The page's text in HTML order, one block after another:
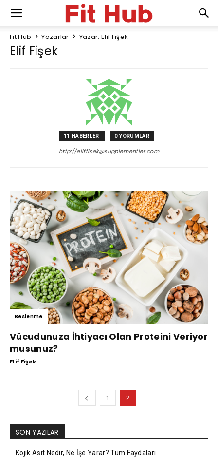
Fit Hub Yazarlar Yazar: Elif Fişek
Elif Fişek
11 HABERLER 0 YORUMLAR
http://eliffisek@supplementler.com
Beslenme
Vücudunuza İhtiyacı Olan Proteini Veriyor
musunuz?
Elif Fişek
1 2
SON YAZILAR
Kojik Asit Nedir, Ne İşe Yarar? Tüm Faydaları